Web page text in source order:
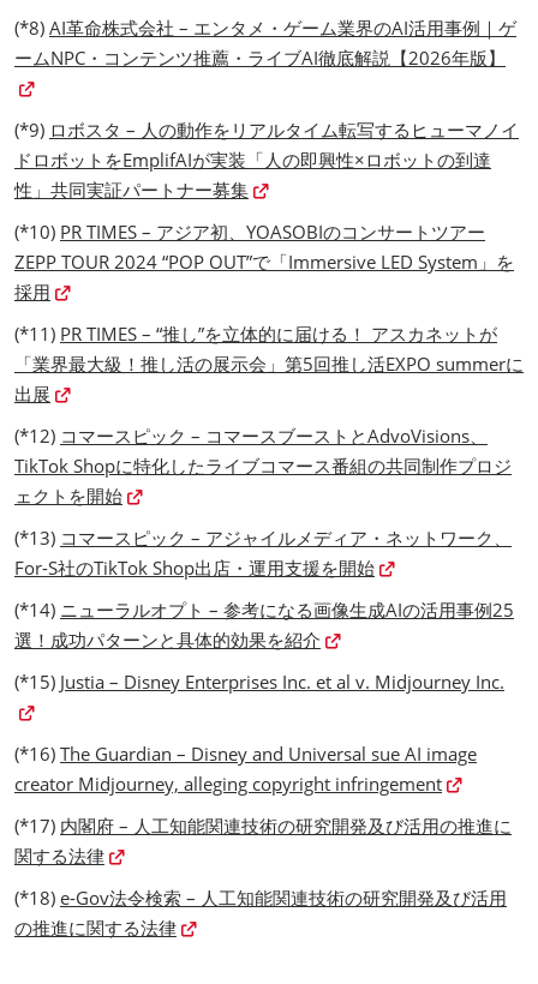
(*8) AI革命株式会社 – エンタメ・ゲーム業界のAI活用事例｜ゲ
ームNPC・コンテンツ推薦・ライブAI徹底解説【2026年版】
(*9) ロボスタ – 人の動作をリアルタイム転写するヒューマノイ
ドロボットをEmplifAIが実装「人の即興性×ロボットの到達
性」共同実証パートナー募集
(*10) PR TIMES – アジア初、YOASOBIのコンサートツアー
ZEPP TOUR 2024 “POP OUT”で「Immersive LED System」を
採用
(*11) PR TIMES – “推し”を立体的に届ける！ アスカネットが
「業界最大級！推し活の展示会」第5回推し活EXPO summerに
出展
(*12) コマースピック – コマースブーストとAdvoVisions、
TikTok Shopに特化したライブコマース番組の共同制作プロジ
ェクトを開始
(*13) コマースピック – アジャイルメディア・ネットワーク、
For-S社のTikTok Shop出店・運用支援を開始
(*14) ニューラルオプト – 参考になる画像生成AIの活用事例25
選！成功パターンと具体的効果を紹介
(*15) Justia – Disney Enterprises Inc. et al v. Midjourney Inc.
(*16) The Guardian – Disney and Universal sue AI image
creator Midjourney, alleging copyright infringement
(*17) 内閣府 – 人工知能関連技術の研究開発及び活用の推進に
関する法律
(*18) e-Gov法令検索 – 人工知能関連技術の研究開発及び活用
の推進に関する法律